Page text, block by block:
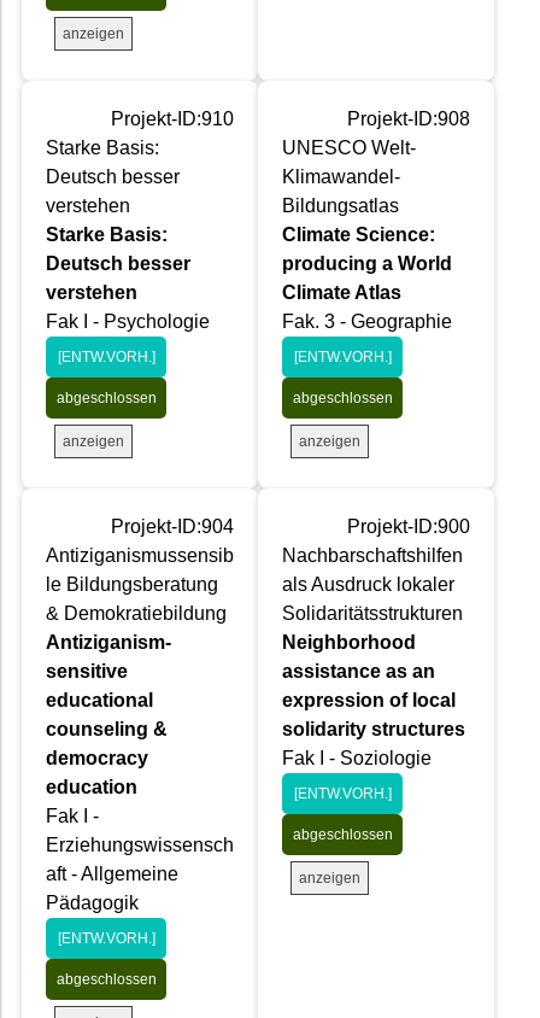
anzeigen
Projekt-ID:910
Starke Basis:
Deutsch besser
verstehen
Starke Basis:
Deutsch besser
verstehen
Fak I - Psychologie
[ENTW.VORH.]
abgeschlossen
anzeigen
Projekt-ID:908
UNESCO Welt-
Klimawandel-
Bildungsatlas
Climate Science:
producing a World
Climate Atlas
Fak. 3 - Geographie
[ENTW.VORH.]
abgeschlossen
anzeigen
Projekt-ID:904
Antiziganismussensib
le Bildungsberatung
& Demokratiebildung
Antiziganism-
sensitive
educational
counseling &
democracy
education
Fak I -
Erziehungswissensch
aft - Allgemeine
Pädagogik
[ENTW.VORH.]
abgeschlossen
Projekt-ID:900
Nachbarschaftshilfen
als Ausdruck lokaler
Solidaritätsstrukturen
Neighborhood
assistance as an
expression of local
solidarity structures
Fak I - Soziologie
[ENTW.VORH.]
abgeschlossen
anzeigen